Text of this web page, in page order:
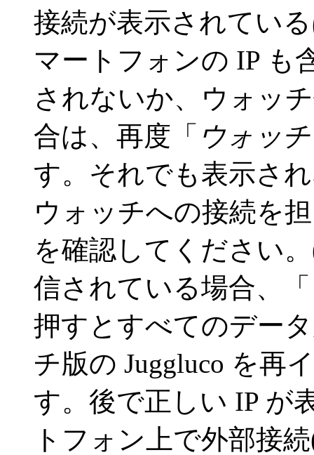
接続が表示されてい
マートフォンの IP も
されないか、ウォッ
合は、再度「 ウォッ
す。それでも表示さ
ウォッチへの接続を
を確認してください
信されている場合、「
押すとすべてのデー
チ版の Juggluco を再
す。後で正しい IP が
トフォン上で外部接